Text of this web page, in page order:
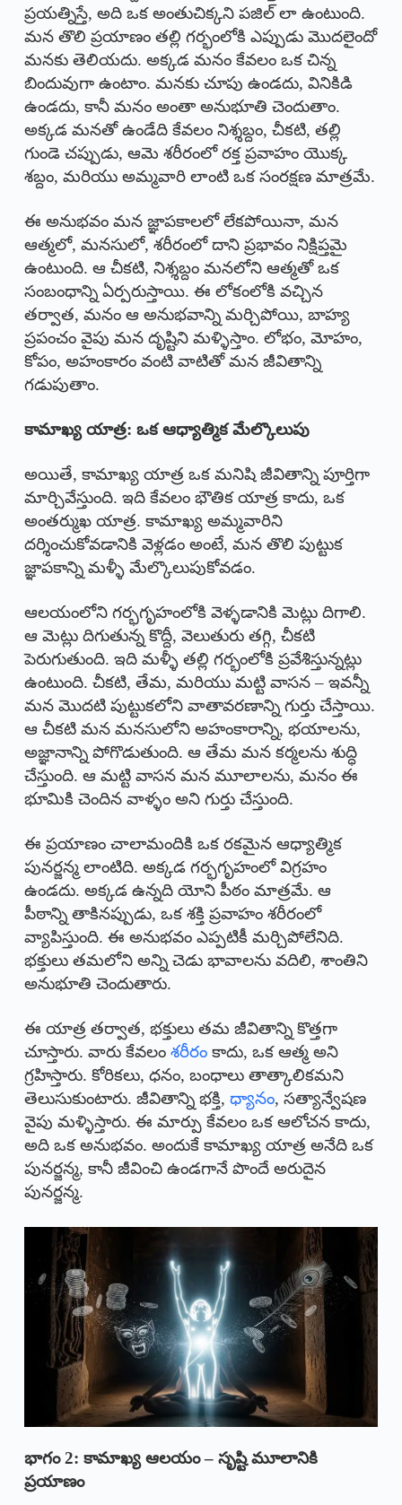
ప్రయత్నిస్తే, అది ఒక అంతుచిక్కని పజిల్ లా ఉంటుంది.
మన తొలి ప్రయాణం తల్లి గర్భంలోకి ఎప్పుడు మొదలైందో
మనకు తెలియదు. అక్కడ మనం కేవలం ఒక చిన్న
బిందువుగా ఉంటాం. మనకు చూపు ఉండదు, వినికిడి
ఉండదు, కానీ మనం అంతా అనుభూతి చెందుతాం.
అక్కడ మనతో ఉండేది కేవలం నిశ్శబ్దం, చీకటి, తల్లి
గుండె చప్పుడు, ఆమె శరీరంలో రక్త ప్రవాహం యొక్క
శబ్దం, మరియు అమ్మవారి లాంటి ఒక సంరక్షణ మాత్రమే.
ఈ అనుభవం మన జ్ఞాపకాలలో లేకపోయినా, మన
ఆత్మలో, మనసులో, శరీరంలో దాని ప్రభావం నిక్షిప్తమై
ఉంటుంది. ఆ చీకటి, నిశ్శబ్దం మనలోని ఆత్మతో ఒక
సంబంధాన్ని ఏర్పరుస్తాయి. ఈ లోకంలోకి వచ్చిన
తర్వాత, మనం ఆ అనుభవాన్ని మర్చిపోయి, బాహ్య
ప్రపంచం వైపు మన దృష్టిని మళ్ళిస్తాం. లోభం, మోహం,
కోపం, అహంకారం వంటి వాటితో మన జీవితాన్ని
గడుపుతాం.
కామాఖ్య యాత్ర: ఒక ఆధ్యాత్మిక మేల్కొలుపు
అయితే, కామాఖ్య యాత్ర ఒక మనిషి జీవితాన్ని పూర్తిగా
మార్చివేస్తుంది. ఇది కేవలం భౌతిక యాత్ర కాదు, ఒక
అంతర్ముఖ యాత్ర. కామాఖ్య అమ్మవారిని
దర్శించుకోవడానికి వెళ్లడం అంటే, మన తొలి పుట్టుక
జ్ఞాపకాన్ని మళ్ళీ మేల్కొలుపుకోవడం.
ఆలయంలోని గర్భగృహంలోకి వెళ్ళడానికి మెట్లు దిగాలి.
ఆ మెట్లు దిగుతున్న కొద్దీ, వెలుతురు తగ్గి, చీకటి
పెరుగుతుంది. ఇది మళ్ళీ తల్లి గర్భంలోకి ప్రవేశిస్తున్నట్లు
ఉంటుంది. చీకటి, తేమ, మరియు మట్టి వాసన – ఇవన్నీ
మన మొదటి పుట్టుకలోని వాతావరణాన్ని గుర్తు చేస్తాయి.
ఆ చీకటి మన మనసులోని అహంకారాన్ని, భయాలను,
అజ్ఞానాన్ని పోగొడుతుంది. ఆ తేమ మన కర్మలను శుద్ధి
చేస్తుంది. ఆ మట్టి వాసన మన మూలాలను, మనం ఈ
భూమికి చెందిన వాళ్ళం అని గుర్తు చేస్తుంది.
ఈ ప్రయాణం చాలామందికి ఒక రకమైన ఆధ్యాత్మిక
పునర్జన్మ లాంటిది. అక్కడ గర్భగృహంలో విగ్రహం
ఉండదు. అక్కడ ఉన్నది యోని పీఠం మాత్రమే. ఆ
పీఠాన్ని తాకినప్పుడు, ఒక శక్తి ప్రవాహం శరీరంలో
వ్యాపిస్తుంది. ఈ అనుభవం ఎప్పటికీ మర్చిపోలేనిది.
భక్తులు తమలోని అన్ని చెడు భావాలను వదిలి, శాంతిని
అనుభూతి చెందుతారు.
ఈ యాత్ర తర్వాత, భక్తులు తమ జీవితాన్ని కొత్తగా
చూస్తారు. వారు కేవలం శరీరంకాదు, ఒక ఆత్మ అని
గ్రహిస్తారు. కోరికలు, ధనం, బంధాలు తాత్కాలికమని
తెలుసుకుంటారు. జీవితాన్ని భక్తి, ధ్యానం, సత్యాన్వేషణ
వైపు మళ్ళిస్తారు. ఈ మార్పు కేవలం ఒక ఆలోచన కాదు,
అది ఒక అనుభవం. అందుకే కామాఖ్య యాత్ర అనేది ఒక
పునర్జన్మ, కానీ జీవించి ఉండగానే పొందే అరుదైన
పునర్జన్మ.
భాగం 2: కామాఖ్య ఆలయం – సృష్టి మూలానికి
ప్రయాణం